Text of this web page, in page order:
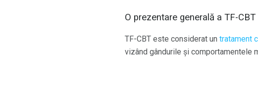
O prezentare generală a TF-CBT
TF-CBT este considerat un tratament
vizând gândurile și comportamentele